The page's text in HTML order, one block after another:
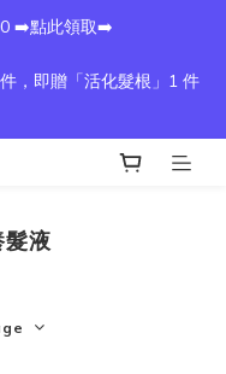
➡️點此領取➡️
，即贈「活化髮根」1 件
液